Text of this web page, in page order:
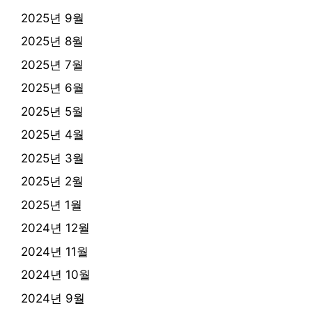
2025년 9월
2025년 8월
2025년 7월
2025년 6월
2025년 5월
2025년 4월
2025년 3월
2025년 2월
2025년 1월
2024년 12월
2024년 11월
2024년 10월
2024년 9월